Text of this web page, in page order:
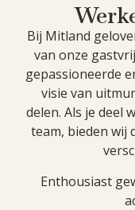
Bij Mitland
van onze
gepassioneerde
visie van
delen. Als je deel
team, bieden wij
Enthousiast